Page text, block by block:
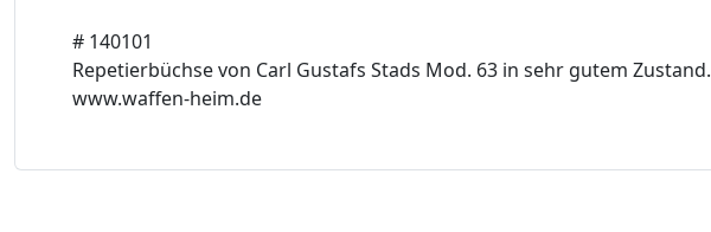
# 140101
Repetierbüchse von Carl Gustafs Stads Mod. 63 in sehr gutem Zustand.
www.waffen-heim.de